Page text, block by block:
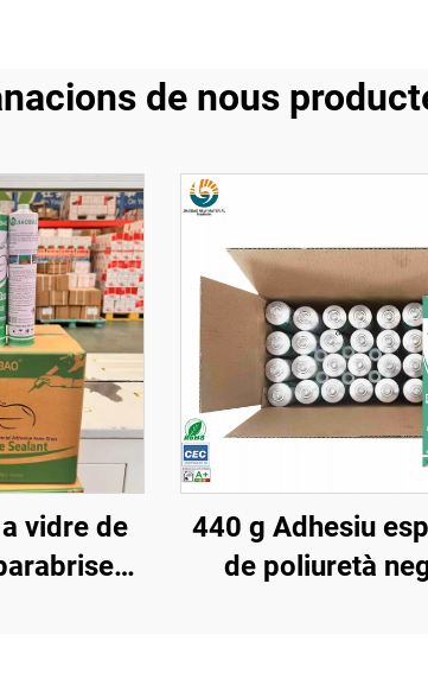
de nous
vidre de
440 g Adhesiu
de poliuretà